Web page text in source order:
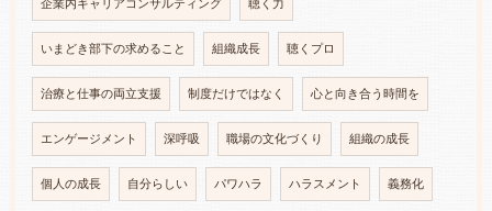
いまどき部下の求めること 組織成長 聴くプロ
治療と仕事の両立支援 制度だけではなく 心と向き合う時間を
エンゲージメント 深呼吸 職場の文化づくり 組織の成長
個人の成長 自分らしい パワハラ ハラスメント 義務化